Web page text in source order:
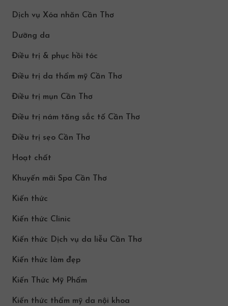
Dịch vụ Xóa nhăn Cần Thơ
Dưỡng da
Điều trị & phục hồi tóc
Điều trị da thẩm mỹ Cần Thơ
Điều trị mụn Cần Thơ
Điều trị nám tăng sắc tố Cần Thơ
Điều trị sẹo Cần Thơ
Hoạt chất
Khuyến mãi Spa Cần Thơ
Kiến thức
Kiến thức Clinic
Kiến thức Dịch vụ da liễu Cần Thơ
Kiến thức làm đẹp
Kiến Thức Mỹ Phẩm
Kiến thức thẩm mỹ da nội khoa